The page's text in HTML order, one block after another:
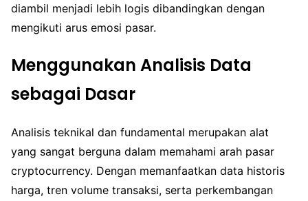
diambil menjadi lebih logis dibandingkan dengan
mengikuti arus emosi pasar.
Menggunakan Analisis Data
sebagai Dasar
Analisis teknikal dan fundamental merupakan alat
yang sangat berguna dalam memahami arah pasar
cryptocurrency. Dengan memanfaatkan data historis
harga, tren volume transaksi, serta perkembangan